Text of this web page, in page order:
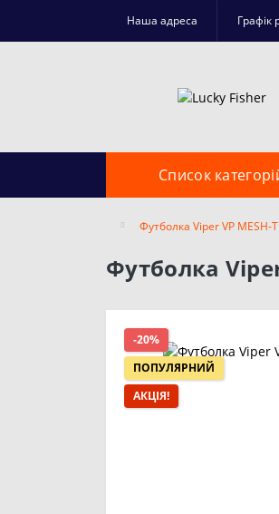
Наша адреса Графік
Список
Футболка Viper VP MESH-
Футболка Viper
-20%
ПОПУЛЯРНИЙ
АКЦІЯ!